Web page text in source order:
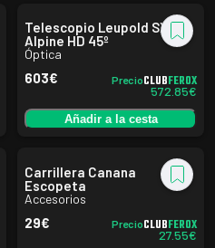
Telescopio Leupold SX-2
Alpine HD 45º
Óptica
603€ PrecioCLUBFEROX
572.85€
Añadir a la cesta
Carrillera Canana
Escopeta
Accesorios
29€ PrecioCLUBFEROX
27.55€